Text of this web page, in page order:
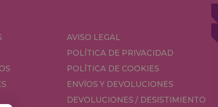
AVISO LEGAL
POLÍTICA DE PRIVACIDAD
POLÍTICA DE COOKIES
ENVÍOS Y DEVOLUCIONES
DEVOLUCIONES / DESISTIMIENTO